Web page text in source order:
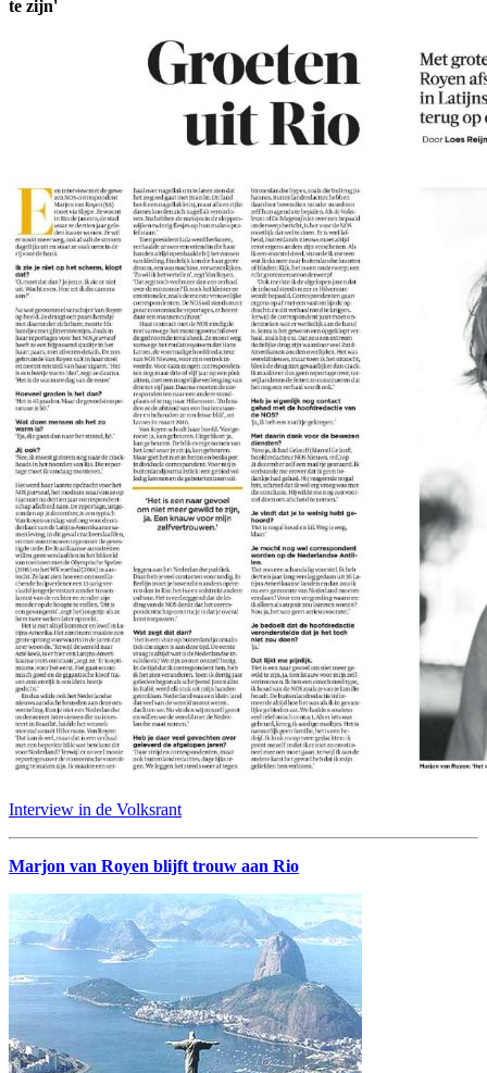
te zijn'
Interview in de Volksrant
Marjon van Royen blijft trouw aan Rio